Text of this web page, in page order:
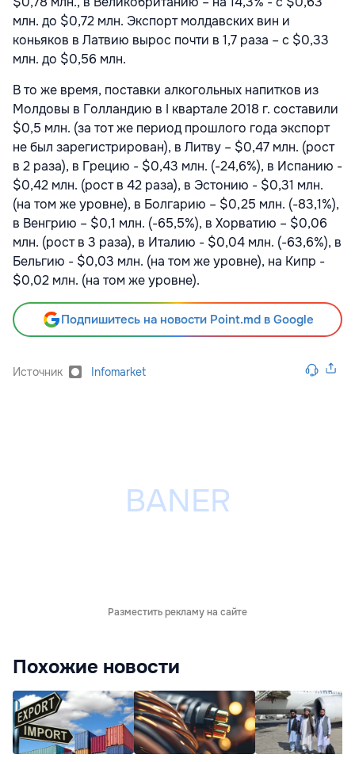
млн. до $0,72 млн. Экспорт молдавских вин и
коньяков в Латвию вырос почти в 1,7 раза – с $0,33
млн. до $0,56 млн.
В то же время, поставки алкогольных напитков из
Молдовы в Голландию в I квартале 2018 г. составили
$0,5 млн. (за тот же период прошлого года экспорт
не был зарегистрирован), в Литву – $0,47 млн. (рост
в 2 раза), в Грецию - $0,43 млн. (-24,6%), в Испанию -
$0,42 млн. (рост в 42 раза), в Эстонию - $0,31 млн.
(на том же уровне), в Болгарию – $0,25 млн. (-83,1%),
в Венгрию – $0,1 млн. (-65,5%), в Хорватию – $0,06
млн. (рост в 3 раза), в Италию - $0,04 млн. (-63,6%), в
Бельгию - $0,03 млн. (на том же уровне), на Кипр -
$0,02 млн. (на том же уровне).
Подпишитесь на новости Point.md в Google
Источник Infomarket
Разместить рекламу на сайте
Похожие новости